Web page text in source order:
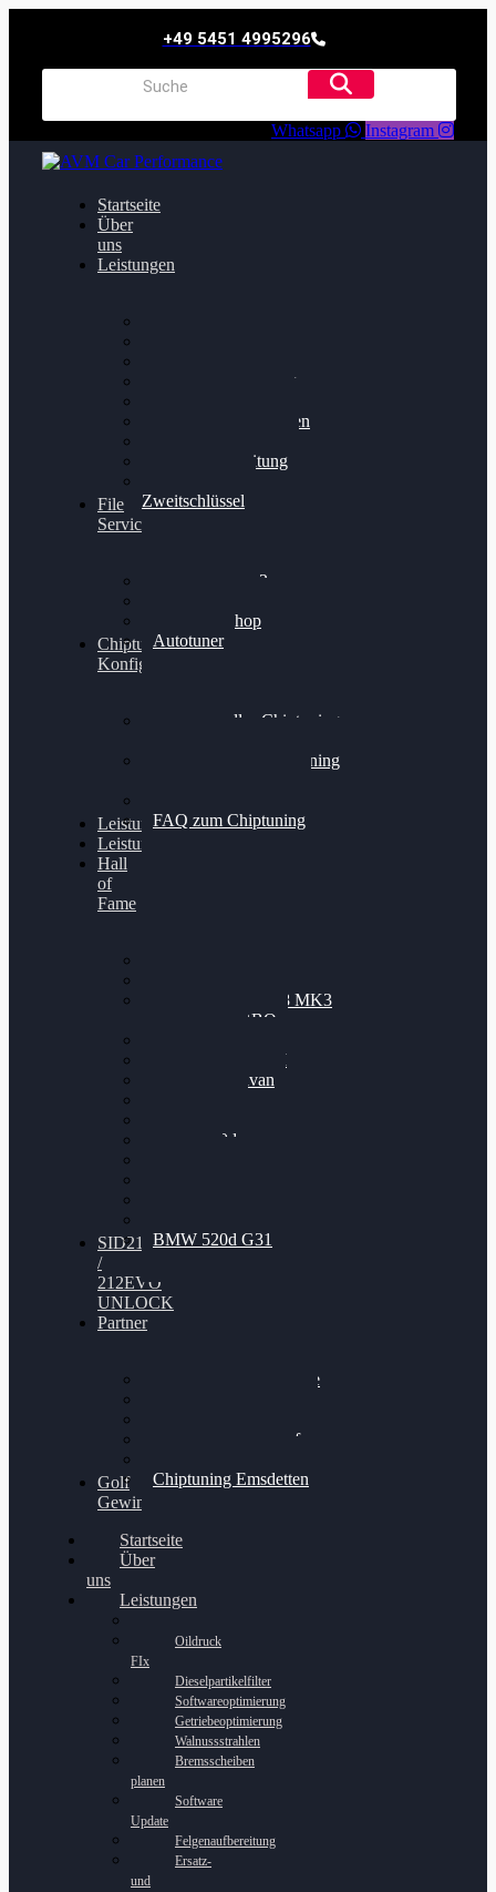
+49 5451 4995296
Whatsapp Instagram
Startseite
Über
uns
Leistungen
Getriebeoptimierung
Bremsscheiben planen
Felgenaufbereitung
Zweitschlüssel
File
Service
Alientech Kess3
Alientech Shop
Autotuner
Chiptuning
Konfigurator
Professionelles Chiptuning
Professionelles Chiptuning
FAQ zum Chiptuning
Leistungsmessung
Leistungsprüfstand
Hall
of
Fame
Nissan GT-R35 3.8 MK3
V6 TWINTURBO
VW Passat 2.0TDI
VW T6 Multivan
BMW 120d
BMW 520d G31
SID212
/
212EVO
UNLOCK
Partner
Bilgenroth Performance
Chiptuning Schüttorf
Chiptuning Emsdetten
Golf
Gewinnspiel
Startseite
Über
uns
Leistungen
Oildruck
FIx
Dieselpartikelfilter
Softwareoptimierung
Getriebeoptimierung
Walnussstrahlen
Bremsscheiben
planen
Software
Update
Felgenaufbereitung
Ersatz-
und